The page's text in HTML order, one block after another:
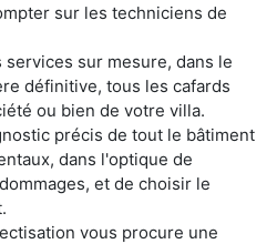
sur les techniciens de
sur mesure, dans le
définitive, tous les cafards
ou bien de votre villa.
précis de tout le bâtiment
dans l'optique de
et de choisir le
vous procure une